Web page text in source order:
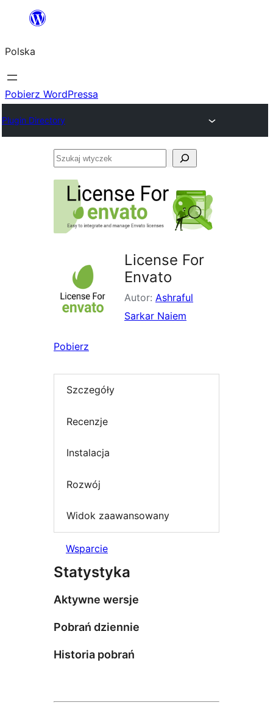
Przejdź
treści
Polska
Pobierz WordPressa
Plugin Directory
Szukaj
License For
Envato
Autor: Ashraful
Sarkar Naiem
Pobierz
Szczegóły
Recenzje
Instalacja
Rozwój
Widok zaawansowany
Wsparcie
Statystyka
Aktywne wersje
Pobrań dziennie
Historia pobrań